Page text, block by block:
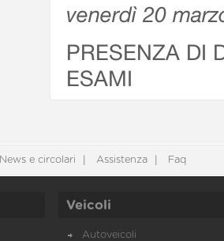
venerdì 20
PRESENZA DI
ESAMI
News e circolari Assistenza Faq
Veicoli
Autoveicoli